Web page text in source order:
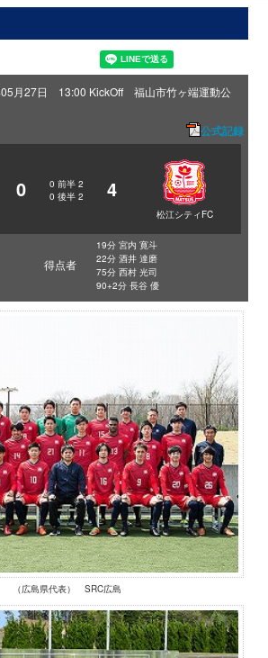
月27日 13:00 KickOff 福山市竹ヶ端運動公
公式記録
0 0 前半 2
0 後半 2 4
松江シティFC
得点者
19分 宮内 寛斗
22分 酒井 達磨
75分 西村 光司
90+2分 長谷 優
（広島県代表） SRC広島